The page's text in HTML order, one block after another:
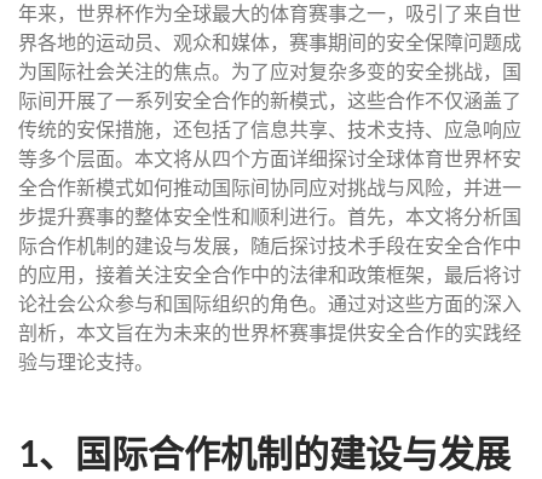
年来，世界杯作为全球最大的体育赛事之一，吸引了来自世
界各地的运动员、观众和媒体，赛事期间的安全保障问题成
为国际社会关注的焦点。为了应对复杂多变的安全挑战，国
际间开展了一系列安全合作的新模式，这些合作不仅涵盖了
传统的安保措施，还包括了信息共享、技术支持、应急响应
等多个层面。本文将从四个方面详细探讨全球体育世界杯安
全合作新模式如何推动国际间协同应对挑战与风险，并进一
步提升赛事的整体安全性和顺利进行。首先，本文将分析国
际合作机制的建设与发展，随后探讨技术手段在安全合作中
的应用，接着关注安全合作中的法律和政策框架，最后将讨
论社会公众参与和国际组织的角色。通过对这些方面的深入
剖析，本文旨在为未来的世界杯赛事提供安全合作的实践经
验与理论支持。
1、国际合作机制的建设与发展